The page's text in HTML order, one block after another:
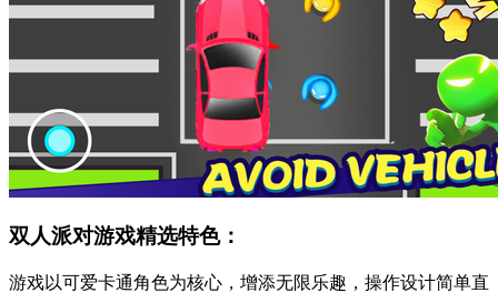
双人派对游戏精选特色：
游戏以可爱卡通角色为核心，增添无限乐趣，操作设计简单直